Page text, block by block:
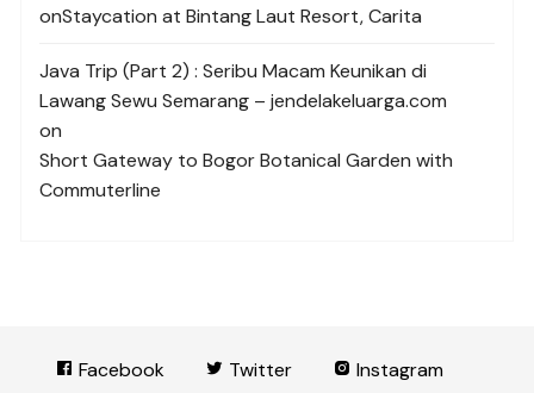
onStaycation at Bintang Laut Resort, Carita
Java Trip (Part 2) : Seribu Macam Keunikan di
Lawang Sewu Semarang – jendelakeluarga.com
on
Short Gateway to Bogor Botanical Garden with
Commuterline
Facebook Twitter
Instagram